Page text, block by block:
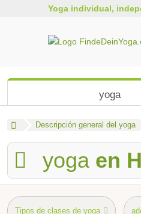
Yoga individual,
yoga
Descripción general del yoga
yoga en
Tipos de clases de yoga